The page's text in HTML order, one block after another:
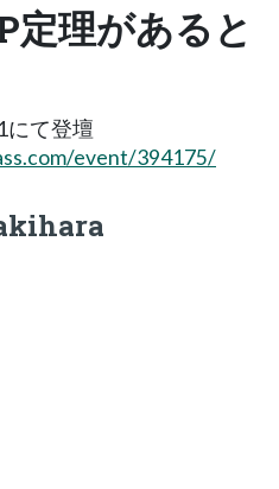
理があると
にて登壇
event/394175/